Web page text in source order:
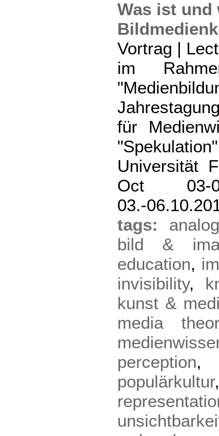
Was ist und
Vortrag |
im
für
Universität
Oct
03.-
tags:
bild &
education,
invisibility,
kunst &
media
perception
populärkultur